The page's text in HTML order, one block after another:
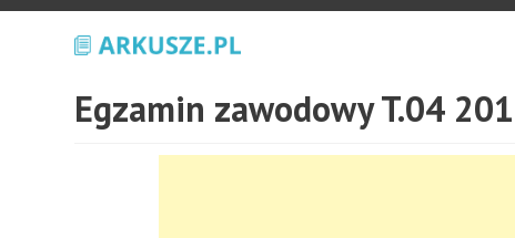
Egzamin zawodowy T.04